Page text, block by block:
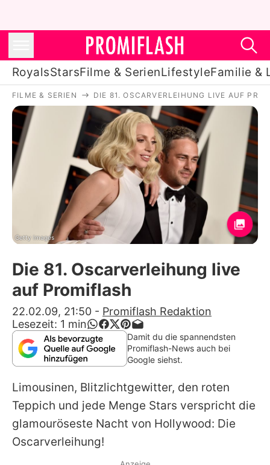
RoyalsStarsFilme & SerienLifestyleFamilie &
Royals
Stars
Filme & Serien
Lifestyle
Familie & Liebe
Promiflash Exklusiv
Alle Themen auf Promiflash
App runterladen
Team
Redaktionelle Richtlinien
Impressum
Datenschutzerklärung
Nutzungsbedingungen
FILME & SERIEN DIE 81. OSCARVERLEIHUNG LIVE AUF
Getty Images
Die 81. Oscarverleihung live
auf Promiflash
22.02.09, 21:50 - Promiflash Redaktion
Lesezeit: 1 min
Damit du die spannendsten
Promiflash-News auch bei
Google siehst.
Limousinen, Blitzlichtgewitter, den roten
Teppich und jede Menge Stars verspricht die
glamouröseste Nacht von Hollywood: Die
Oscarverleihung!